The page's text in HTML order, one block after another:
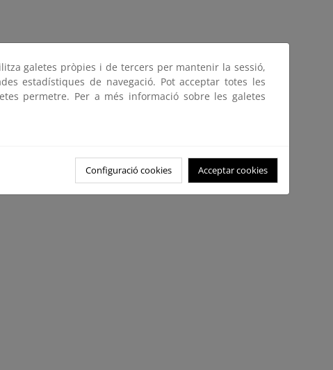
galetes pròpies i de tercers per mantenir la sessió,
estadístiques de navegació. Pot acceptar totes les
permetre. Per a més informació sobre les galetes
Configuració cookies Acceptar cookies